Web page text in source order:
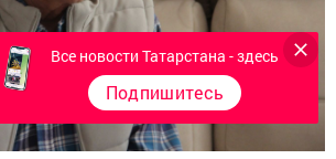
Все новости Татарстана - здесь
Подпишитесь